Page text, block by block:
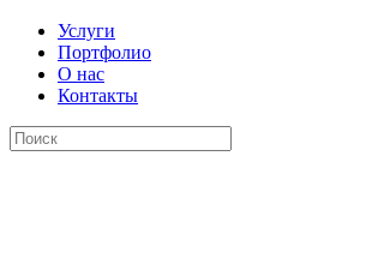
Услуги
Портфолио
О нас
Контакты